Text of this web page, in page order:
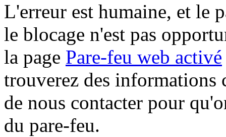
L'erreur est humaine, et le
le blocage n'est pas
la page Pare-feu web activé
trouverez des informations
de nous contacter pour
du pare-feu.